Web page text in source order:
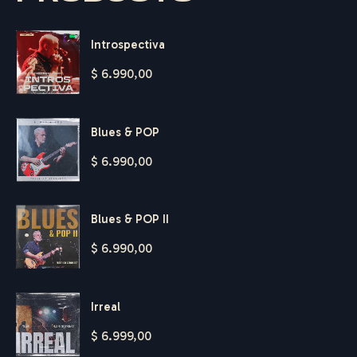
Introspectiva
$ 6.990,00
Blues & POP
$ 6.990,00
Blues & POP II
$ 6.990,00
Irreal
$ 6.999,00